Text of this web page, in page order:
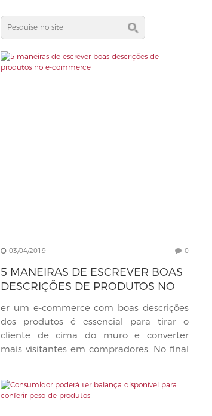
03/04/2019 0
5 MANEIRAS DE ESCREVER BOAS
DESCRIÇÕES DE PRODUTOS NO
er um e-commerce com boas descrições
dos produtos é essencial para tirar o
cliente de cima do muro e converter
mais visitantes em compradores. No final